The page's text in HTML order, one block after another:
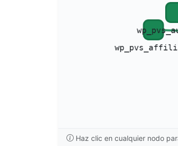
Haz clic en cualquier nodo